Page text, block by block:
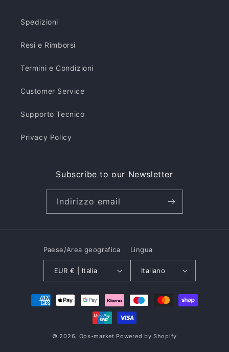
Spedizioni
Resi e Rimborsi
Termini e Condizioni
Customer Service
Supporto Tecnico
Privacy Policy
Subscribe to our Newsletter
Indirizzo email
Paese/Area geografica
EUR € | Italia
Lingua
Italiano
Metodi
© 2026, Ops-market Powered by Shopify